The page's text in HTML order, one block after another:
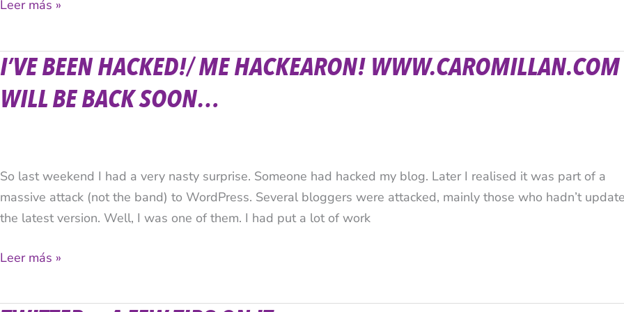
Leer más »
I’VE BEEN HACKED!/ ME HACKEARON! WWW.CAROMILLAN.COM
WILL BE BACK SOON…
So last weekend I had a very nasty surprise. Someone had hacked my blog. Later I realised it was part of a
massive attack (not the band) to WordPress. Several bloggers were attacked, mainly those who hadn’t
the latest version. Well, I was one of them. I had put a lot of work
I’ve
hacked!/
soon…
Leer más »